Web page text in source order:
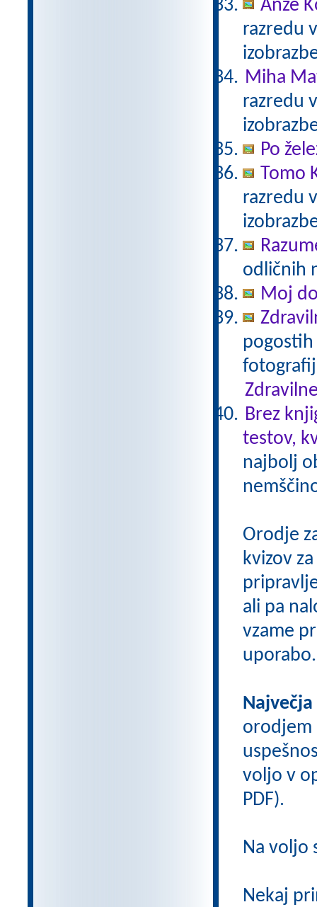
Anže
razredu
Miha
razredu
Po
Tomo
razredu
odličnih
Moj
pogostih
Brez
testov,
najbolj
Orodje
kvizov za
ali pa
vzame
uporabo.
orodjem
voljo v
PDF).
Na voljo
Nekaj